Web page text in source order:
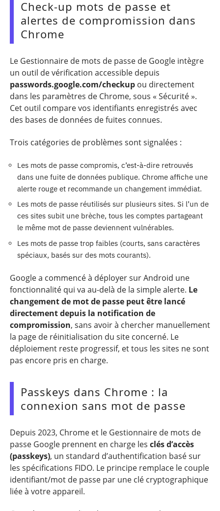
Check-up mots de passe et
alertes de compromission dans
Chrome
Le Gestionnaire de mots de passe de Google intègre
un outil de vérification accessible depuis
passwords.google.com/checkup ou directement
dans les paramètres de Chrome, sous « Sécurité ».
Cet outil compare vos identifiants enregistrés avec
des bases de données de fuites connues.
Trois catégories de problèmes sont signalées :
Les mots de passe compromis, c’est-à-dire retrouvés
dans une fuite de données publique. Chrome affiche une
alerte rouge et recommande un changement immédiat.
Les mots de passe réutilisés sur plusieurs sites. Si l’un de
ces sites subit une brèche, tous les comptes partageant
le même mot de passe deviennent vulnérables.
Les mots de passe trop faibles (courts, sans caractères
spéciaux, basés sur des mots courants).
Google a commencé à déployer sur Android une
fonctionnalité qui va au-delà de la simple alerte. Le
changement de mot de passe peut être lancé
directement depuis la notification de
compromission, sans avoir à chercher manuellement
la page de réinitialisation du site concerné. Le
déploiement reste progressif, et tous les sites ne sont
pas encore pris en charge.
Passkeys dans Chrome : la
connexion sans mot de passe
Depuis 2023, Chrome et le Gestionnaire de mots de
passe Google prennent en charge les clés d’accès
(passkeys), un standard d’authentification basé sur
les spécifications FIDO. Le principe remplace le couple
identifiant/mot de passe par une clé cryptographique
liée à votre appareil.